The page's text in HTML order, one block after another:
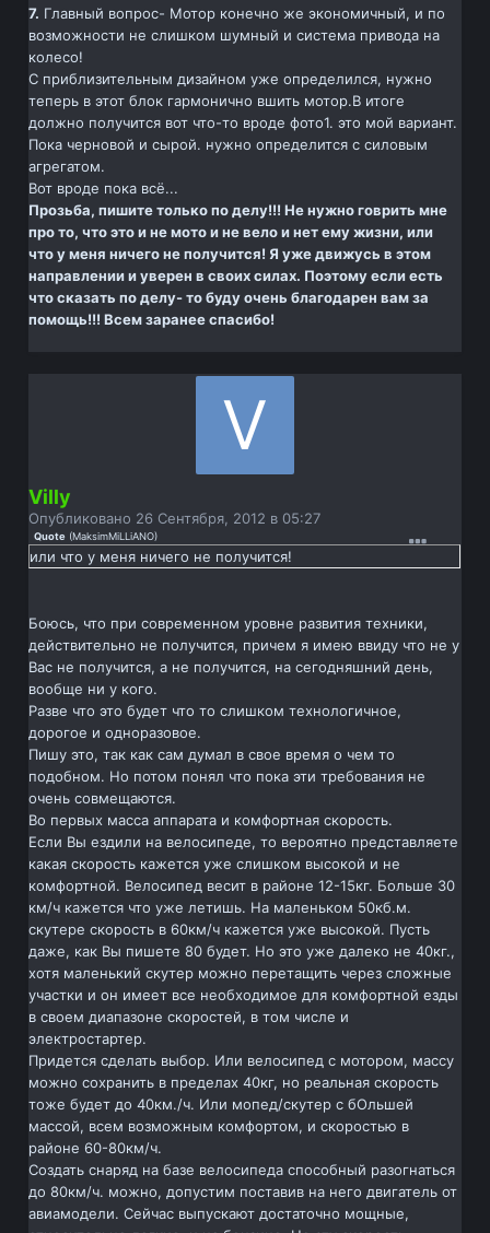
7. Главный вопрос- Мотор конечно же экономичный, и по
возможности не слишком шумный и система привода на
колесо!
С приблизительным дизайном уже определился, нужно
теперь в этот блок гармонично вшить мотор.В итоге
должно получится вот что-то вроде фото1. это мой вариант.
Пока черновой и сырой. нужно определится с силовым
агрегатом.
Вот вроде пока всё...
Прозьба, пишите только по делу!!! Не нужно говрить мне
про то, что это и не мото и не вело и нет ему жизни, или
что у меня ничего не получится! Я уже движусь в этом
направлении и уверен в своих силах. Поэтому если есть
что сказать по делу- то буду очень благодарен вам за
помощь!!! Всем заранее спасибо!
Villy
Опубликовано 26 Сентября, 2012 в 05:27
Quote (MaksimMiLLiANO)
или что у меня ничего не получится!
Боюсь, что при современном уровне развития техники,
действительно не получится, причем я имею ввиду что не у
Вас не получится, а не получится, на сегодняшний день,
вообще ни у кого.
Разве что это будет что то слишком технологичное,
дорогое и одноразовое.
Пишу это, так как сам думал в свое время о чем то
подобном. Но потом понял что пока эти требования не
очень совмещаются.
Во первых масса аппарата и комфортная скорость.
Если Вы ездили на велосипеде, то вероятно представляете
какая скорость кажется уже слишком высокой и не
комфортной. Велосипед весит в районе 12-15кг. Больше 30
км/ч кажется что уже летишь. На маленьком 50кб.м.
скутере скорость в 60км/ч кажется уже высокой. Пусть
даже, как Вы пишете 80 будет. Но это уже далеко не 40кг.,
хотя маленький скутер можно перетащить через сложные
участки и он имеет все необходимое для комфортной езды
в своем диапазоне скоростей, в том числе и
электростартер.
Придется сделать выбор. Или велосипед с мотором, массу
можно сохранить в пределах 40кг, но реальная скорость
тоже будет до 40км./ч. Или мопед/скутер с бОльшей
массой, всем возможным комфортом, и скоростью в
районе 60-80км/ч.
Создать снаряд на базе велосипеда способный разогнаться
до 80км/ч. можно, допустим поставив на него двигатель от
авиамодели. Сейчас выпускают достаточно мощные,